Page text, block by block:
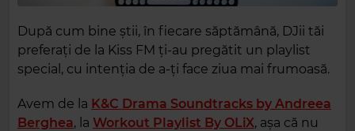
După cum bine știi, în fiecare săptămână, DJii tăi
preferați de la Kiss FM ți-au pregătit un playlist
special, cu intenția de a-ți face ziua mai frumoasă.
Avem de la K&C Drama Soundtracks by Andreea
Berghea, la Workout Playlist By OLiX, așa că nu